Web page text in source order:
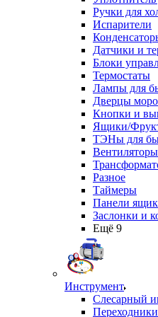
Ручки для
Испарители
Датчики и
Блоки
Термостаты
Лампы для
Дверцы
Кнопки и
Ящики/
ТЭНы для
Разное
Таймеры
Панели
Заслонки и
Ещё 9
Инструмент
Слесарный